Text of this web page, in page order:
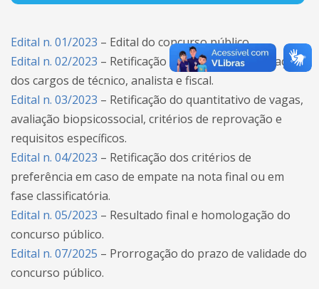
Edital n. 01/2023 – Edital do concurso público.
Edital n. 02/2023 – Retificação dos objetos de avaliação
dos cargos de técnico, analista e fiscal.
Edital n. 03/2023 – Retificação do quantitativo de vagas,
avaliação biopsicossocial, critérios de reprovação e
requisitos específicos.
Edital n. 04/2023 – Retificação dos critérios de
preferência em caso de empate na nota final ou em
fase classificatória.
Edital n. 05/2023 – Resultado final e homologação do
concurso público.
Edital n. 07/2025 – Prorrogação do prazo de validade do
concurso público.